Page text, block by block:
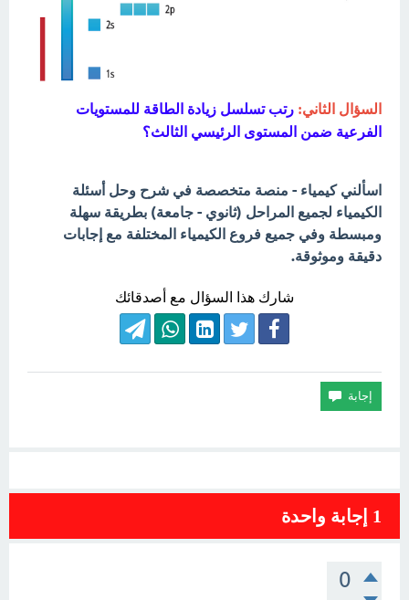
السؤال الثاني: رتب تسلسل زيادة الطاقة للمستويات
الفرعية ضمن المستوى الرئيسي الثالث؟
اسألني كيمياء - منصة متخصصة في شرح وحل أسئلة
الكيمياء لجميع المراحل (ثانوي - جامعة) بطريقة سهلة
ومبسطة وفي جميع فروع الكيمياء المختلفة مع إجابات
دقيقة وموثوقة.
شارك هذا السؤال مع أصدقائك
1 إجابة واحدة
0